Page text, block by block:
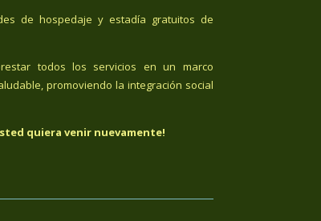
de hospedaje y estadía gratuitos de
todos los servicios en un marco
promoviendo la integración social
quiera venir nuevamente!